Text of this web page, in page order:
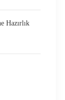
Hazırlık